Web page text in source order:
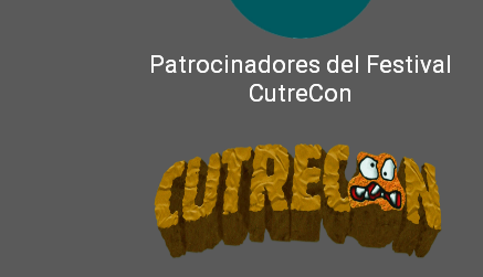
Patrocinadores del Festival
CutreCon